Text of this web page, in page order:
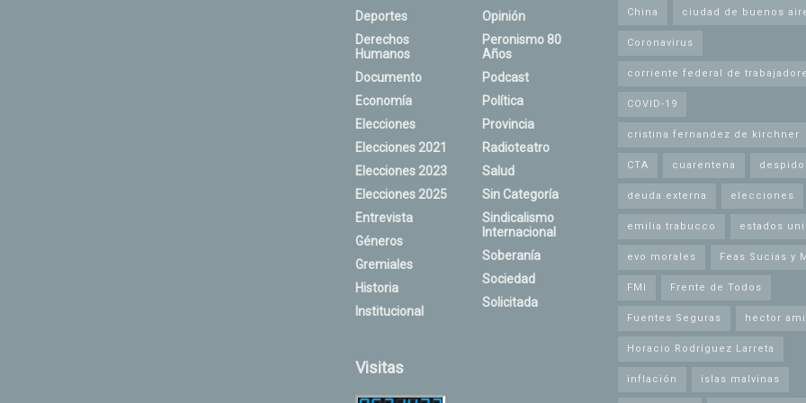
Deportes
Derechos
Humanos
Documento
Economía
Elecciones
Elecciones 2021
Elecciones 2023
Elecciones 2025
Entrevista
Géneros
Gremiales
Historia
Institucional
Opinión
Peronismo 80
Años
Podcast
Política
Provincia
Radioteatro
Salud
Sin Categoría
Sindicalismo
Internacional
Soberanía
Sociedad
Solicitada
Visitas
China ciudad de buenos
Coronavirus
corriente federal de
COVID-19
cristina fernandez de kirchner
CTA cuarentena
deuda externa elecciones
emilia trabucco estados
evo morales Feas Sucias y
FMI Frente de Todos
Fuentes Seguras hector
Horacio Rodríguez Larreta
inflación islas malvinas